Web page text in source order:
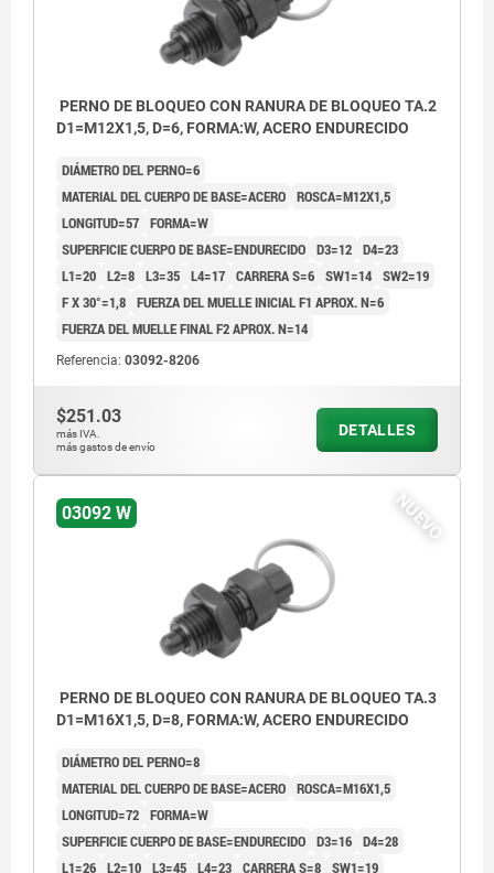
PERNO DE BLOQUEO CON RANURA DE BLOQUEO TA.2
D1=M12X1,5, D=6, FORMA:W, ACERO ENDURECIDO
DIÁMETRO DEL PERNO=6
MATERIAL DEL CUERPO DE BASE=ACERO ROSCA=M12X1,5
LONGITUD=57 FORMA=W
SUPERFICIE CUERPO DE BASE=ENDURECIDO D3=12 D4=23
L1=20 L2=8 L3=35 L4=17 CARRERA S=6 SW1=14 SW2=19
F X 30°=1,8 FUERZA DEL MUELLE INICIAL F1 APROX. N=6
FUERZA DEL MUELLE FINAL F2 APROX. N=14
Referencia: 03092-8206
$251.03
más IVA.
más gastos de envío
DETALLES
NUEVO
03092 W
PERNO DE BLOQUEO CON RANURA DE BLOQUEO TA.3
D1=M16X1,5, D=8, FORMA:W, ACERO ENDURECIDO
DIÁMETRO DEL PERNO=8
MATERIAL DEL CUERPO DE BASE=ACERO ROSCA=M16X1,5
LONGITUD=72 FORMA=W
SUPERFICIE CUERPO DE BASE=ENDURECIDO D3=16 D4=28
L1=26 L2=10 L3=45 L4=23 CARRERA S=8 SW1=19